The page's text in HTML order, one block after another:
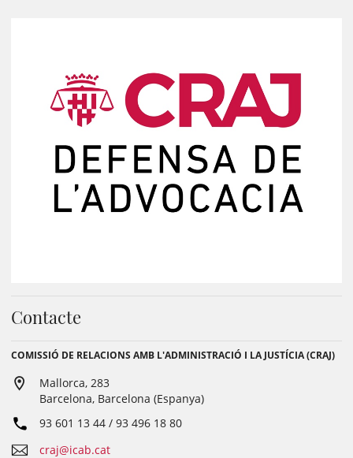
Contacte
COMISSIÓ DE RELACIONS AMB L'ADMINISTRACIÓ I LA JUSTÍCIA (CRAJ)
Mallorca, 283
Barcelona, Barcelona (Espanya)
93 601 13 44 / 93 496 18 80
craj@icab.cat